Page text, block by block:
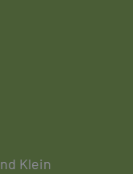
Klein